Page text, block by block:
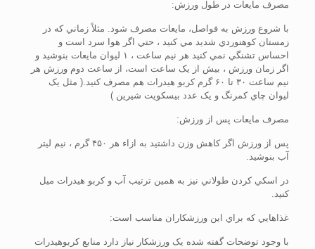
مصرف مايعات در طول ورزش:
با شروع ورزش به فواصل، مايعات مصرف شود. مثلاً زماني که در
زمستان کوهنوردي شديد مي کنيد ، حتي اگر هوا سرد است و
احساس تشنگي نمي کنيد هر نيم ساعت ، ۱ ليوان مايعات بنوشيد و
اگر زمان ورزش ، بيش از يک ساعت است، از ساعت دوم ورزش هر
نيم ساعت ۳۰ تا ۶۰ گرم کربو هيدرات هم مصرف کنيد.( مثل يک
ليوان چاي کمرنگ و يک عدد بيسکويت شيرين )
مصرف مايعات پس از ورزش:
پس از ورزش اگر کاهش وزن داشتيد به ازاء هر ۴۵۰ گرم ، نيم ليتر
آب بنوشيد.
در اسکي کردن طولاني نيز به همين ترتيب آب و کربو هيدرات ميل
کنيد.
غذاهايي که براي اين ورزشکاران مناسب است:
با وجود توضحات گفته شده يک ورزشکار نياز دارد منابع کربوهيدرات